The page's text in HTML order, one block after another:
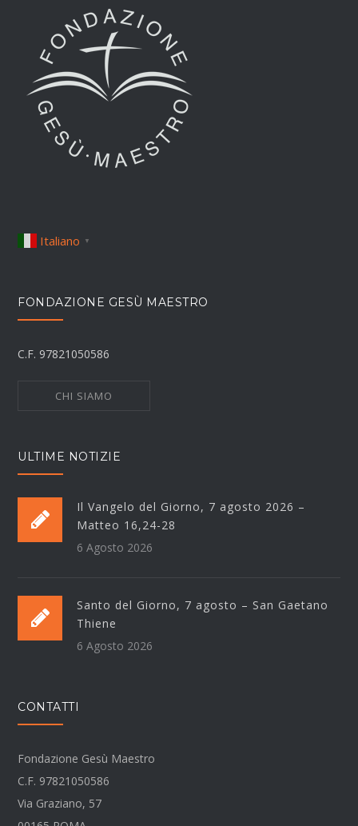
Italiano ▼
FONDAZIONE GESÙ MAESTRO
C.F. 97821050586
CHI SIAMO
ULTIME NOTIZIE
Il Vangelo del Giorno, 7 agosto 2026 –
Matteo 16,24-28
6 Agosto 2026
Santo del Giorno, 7 agosto – San Gaetano
Thiene
6 Agosto 2026
CONTATTI
Fondazione Gesù Maestro
C.F. 97821050586
Via Graziano, 57